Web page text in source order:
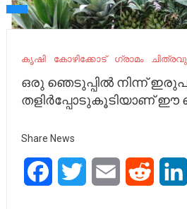
കൃഷി കോഴിക്കോട് ഗ്രാമം
ഒരു ഞെടുപ്പിൽ നിന്ന്
തളിർപ്പോടുകൂടിയാണ് ഈ
Share News
FacebookTwitter Email Reddit